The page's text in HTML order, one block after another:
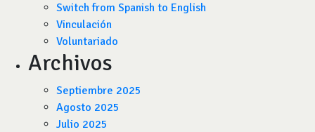
Switch from Spanish to English
Vinculación
Voluntariado
Archivos
Septiembre 2025
Agosto 2025
Julio 2025